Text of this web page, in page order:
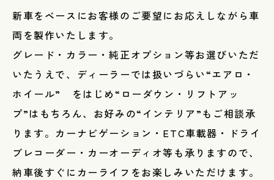
新車をベースにお客様のご要望にお応えしながら車
両を製作いたします。
グレード・カラー・純正オプション等お選びいただ
いたうえで、ディーラーでは扱いづらい“エアロ・
ホイール” をはじめ“ローダウン・リフトアッ
プ”はもちろん、お好みの“インテリア”もご相談承
ります。カーナビゲーション・ETC車載器・ドライ
ブレコーダー・カーオーディオ等も承りますので、
納車後すぐにカーライフをお楽しみいただけます。